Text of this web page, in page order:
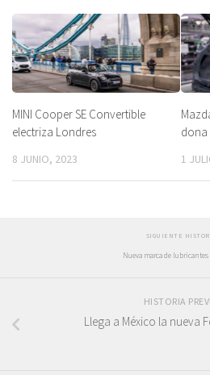
MINI Cooper SE Convertible
electriza Londres
8 JUNIO, 2023
dona
1
SIGUIENTE
Nueva marca de lubricantes
HISTORIA
Llega a México la nueva